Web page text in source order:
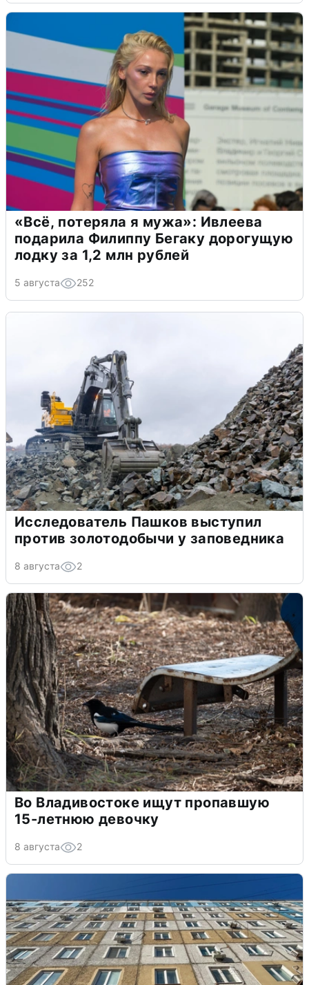
«Всё, потеряла я мужа»: Ивлеева
подарила Филиппу Бегаку дорогущую
лодку за 1,2 млн рублей
5 августа 252
Исследователь Пашков выступил
против золотодобычи у заповедника
8 августа 2
Во Владивостоке ищут пропавшую
15-летнюю девочку
8 августа 2